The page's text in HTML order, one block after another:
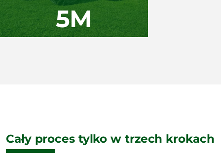
5M
Cały proces tylko w trzech krokach